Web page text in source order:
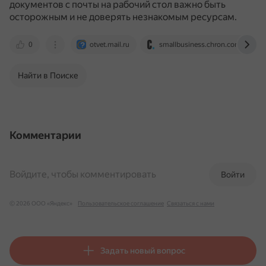
документов с почты на рабочий стол важно быть
осторожным и не доверять незнакомым ресурсам.
0 otvet.mail.ru smallbusiness.chron.com
Найти в Поиске
Комментарии
Войти
Войдите, чтобы комментировать
© 2026 ООО «Яндекс» Пользовательское соглашение Связаться с нами
Задать новый вопрос